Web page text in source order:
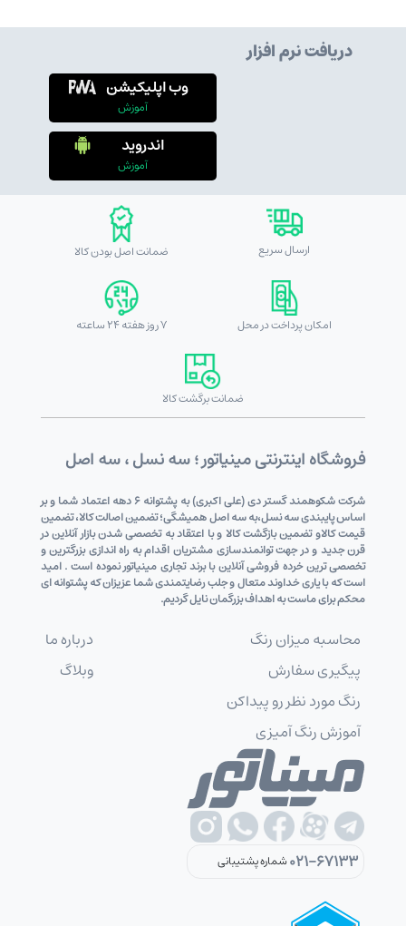
دریافت نرم افزار
وب اپلیکیشن
آموزش
اندروید
آموزش
ارسال سریع ضمانت اصل بودن کالا
امکان پرداخت در محل 7 روز هفته 24 ساعته
ضمانت برگشت کالا
فروشگاه اینترنتی مینیاتور ؛ سه نسل ، سه اصل
شرکت شکوهمند گستر دی (علی اکبری) به پشتوانه 6 دهه اعتماد شما و بر
اساس پایبندی سه نسل،به سه اصل همیشگی؛ تضمین اصالت کالا، تضمین
قیمت کالاو تضمین بازگشت کالا و با اعتقاد به تخصصی شدن بازار آنلاین در
قرن جدید و در جهت توانمندسازی مشتریان اقدام به راه اندازی بزرگترین و
تخصصی ترین خرده فروشی آنلاین با برند تجاری مینیاتور نموده است . امید
است که با یاری خداوند متعال و جلب رضایتمندی شما عزیزان که پشتوانه ای
محکم برای ماست به اهداف بزرگمان نایل گردیم.
محاسبه میزان رنگ
پیگیری سفارش
رنگ مورد نظر رو پیداکن
آموزش رنگ آمیزی
درباره ما
وبلاگ
021-67133شماره پشتیبانی